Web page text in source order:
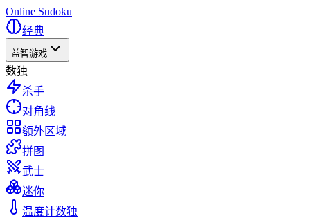
Online Sudoku
经典
益智游戏
数独
杀手
对角线
额外区域
拼图
武士
迷你
温度计数独